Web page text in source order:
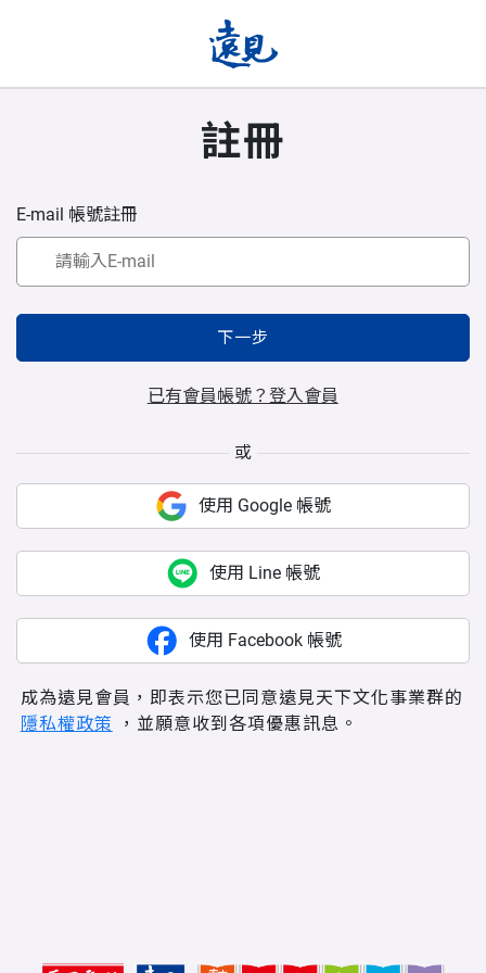
註冊
E-mail 帳號註冊
下一步
已有會員帳號？登入會員
或
使用 Google 帳號
使用 Line 帳號
使用 Facebook 帳號
成為遠見會員，即表示您已同意遠見天下文化事業群的
隱私權政策 ，並願意收到各項優惠訊息。